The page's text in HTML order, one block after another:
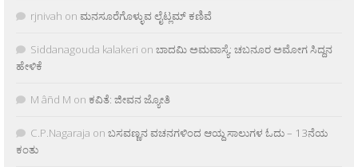
rjnivah on ಮನಸೂರೆಗೊಳ್ಳುವ ಲೈಟ್ಲಮ್ ಕಣಿವೆ
Siddanagouda kalakeri on ಬಾದಮಿ ಅಮವಾಸ್ಯೆ: ಚಬನೂರ ಅಮೋಗ ಸಿದ್ದನ
ಹೇಳಿಕೆ
M âñd M on ಕವಿತೆ: ಜೀವನ ಜ್ಯೋತಿ
C.P.Nagaraja on ಬಸವಣ್ಣನ ವಚನಗಳಿಂದ ಆಯ್ದ ಸಾಲುಗಳ ಓದು – 13ನೆಯ
ಕಂತು